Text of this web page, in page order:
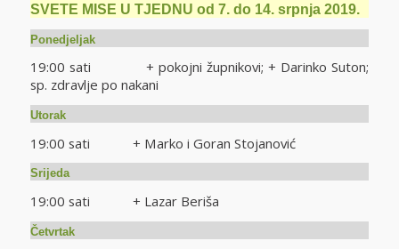
SVETE MISE U TJEDNU od 7. do 14. srpnja 2019.
Ponedjeljak
19:00 sati + pokojni župnikovi; + Darinko Suton;
sp. zdravlje po nakani
Utorak
19:00 sati + Marko i Goran Stojanović
Srijeda
19:00 sati + Lazar Beriša
Četvrtak